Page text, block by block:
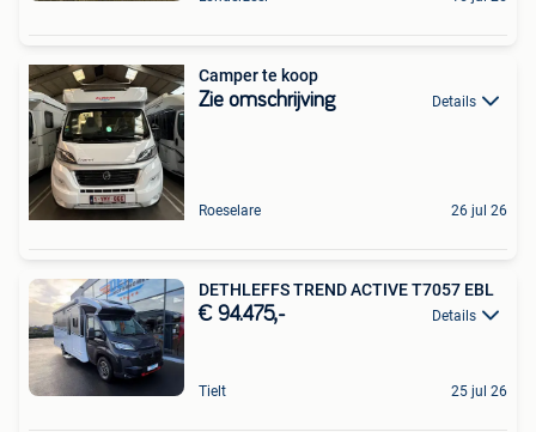
Camper te koop
Zie omschrijving Details
Roeselare 26 jul 26
DETHLEFFS TREND ACTIVE T7057 EBL
€ 94.475,- Details
Tielt 25 jul 26